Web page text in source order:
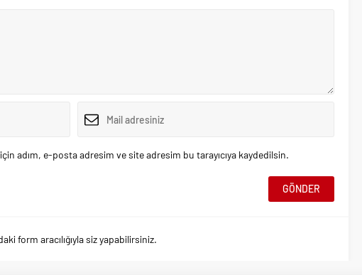
adım, e-posta adresim ve site adresim bu tarayıcıya kaydedilsin.
form aracılığıyla siz yapabilirsiniz.